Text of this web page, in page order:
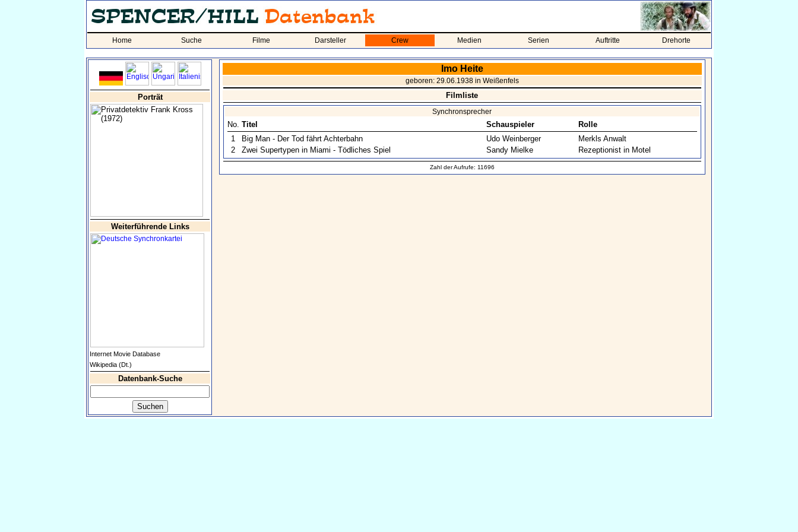
Home Suche Filme Darsteller Crew Medien Serien Auftritte Drehorte
Porträt
Weiterführende Links
Internet Movie Database
Wikipedia (Dt.)
Datenbank-Suche
Imo Heite
geboren: 29.06.1938 in Weißenfels
Filmliste
Synchronsprecher
No. Titel Schauspieler
Rolle
1
Big Man - Der Tod fährt Achterbahn Udo Weinberger
Merkls Anwalt
2
Zwei Supertypen in Miami - Tödliches Spiel Sandy Mielke Rezeptionist in Motel
Zahl der Aufrufe: 11696